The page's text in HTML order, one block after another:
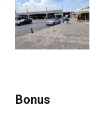
Bonus